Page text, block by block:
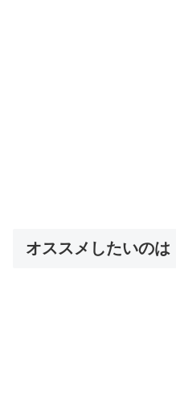
オススメしたいの